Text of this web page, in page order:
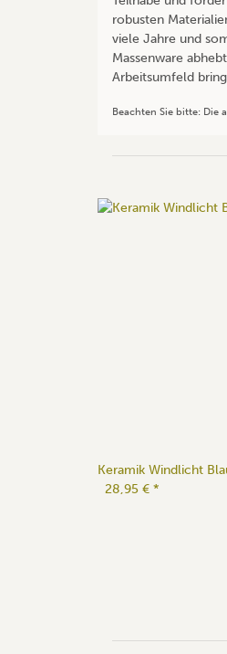
robusten
viele Jahre und
Massenware
Arbeitsumfeld
Beachten Sie bitte: Die
Keramik Windlicht
28,95 € *